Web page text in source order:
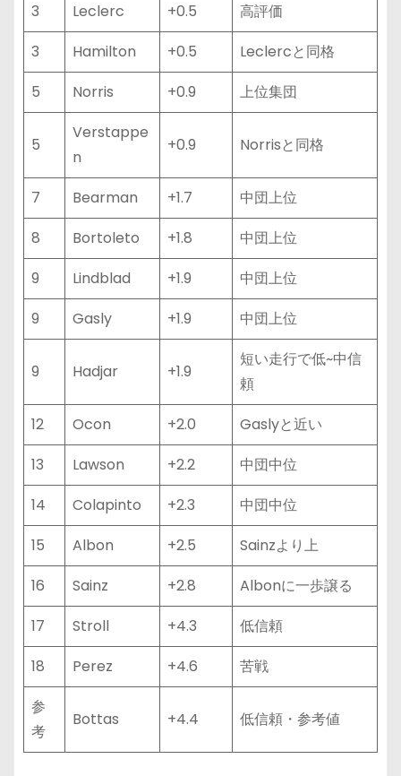
3
Leclerc +0.5
高評価
3
Hamilton +0.5
Leclercと同格
5
Norris +0.9 上位集団
5
Verstappe
n
+0.9 Norrisと同格
7 Bearman +1.7
中団上位
8
Bortoleto +1.8
中団上位
9
Lindblad +1.9
中団上位
9
Gasly +1.9 中団上位
9 Hadjar +1.9
短い走行で低~中信
頼
12
Ocon +2.0
Gaslyと近い
13
Lawson +2.2
中団中位
14
Colapinto +2.3
中団中位
15
Albon +2.5
Sainzより上
16
Sainz +2.8
Albonに一歩譲る
17
Stroll +4.3
低信頼
18
Perez +4.6
苦戦
参
考
Bottas +4.4 低信頼・参考値